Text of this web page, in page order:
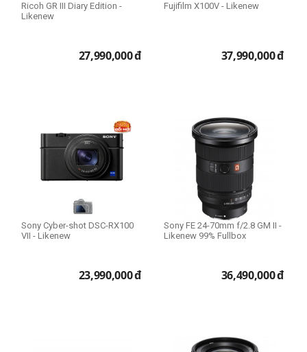
Ricoh GR III Diary Edition -
Likenew
27,990,000đ
Fujifilm X100V - Likenew
37,990,000đ
Sony Cyber-shot DSC-RX100
VII - Likenew
23,990,000đ
Sony FE 24-70mm f/2.8 GM II -
Likenew 99% Fullbox
36,490,000đ